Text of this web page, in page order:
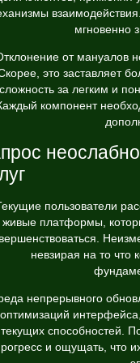
мгновенно
от мануалов
это заставляет
сложность за легким и
компонент
пользователи
живые платформы,
невзирая на то что
непрерывного
оптимизаций
текущих способностей.
и ощущать, что